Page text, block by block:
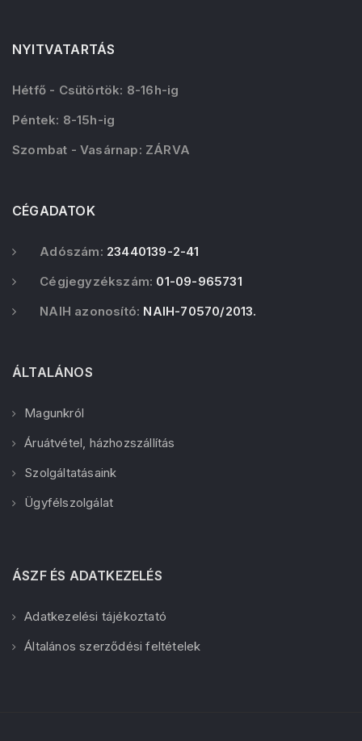
NYITVATARTÁS
Hétfő - Csütörtök: 8-16h-ig
Péntek: 8-15h-ig
Szombat - Vasárnap: ZÁRVA
CÉGADATOK
Adószám: 23440139-2-41
Cégjegyzékszám: 01-09-965731
NAIH azonosító: NAIH-70570/2013.
ÁLTALÁNOS
Magunkról
Áruátvétel, házhozszállítás
Szolgáltatásaink
Ügyfélszolgálat
ÁSZF ÉS ADATKEZELÉS
Adatkezelési tájékoztató
Általános szerződési feltételek